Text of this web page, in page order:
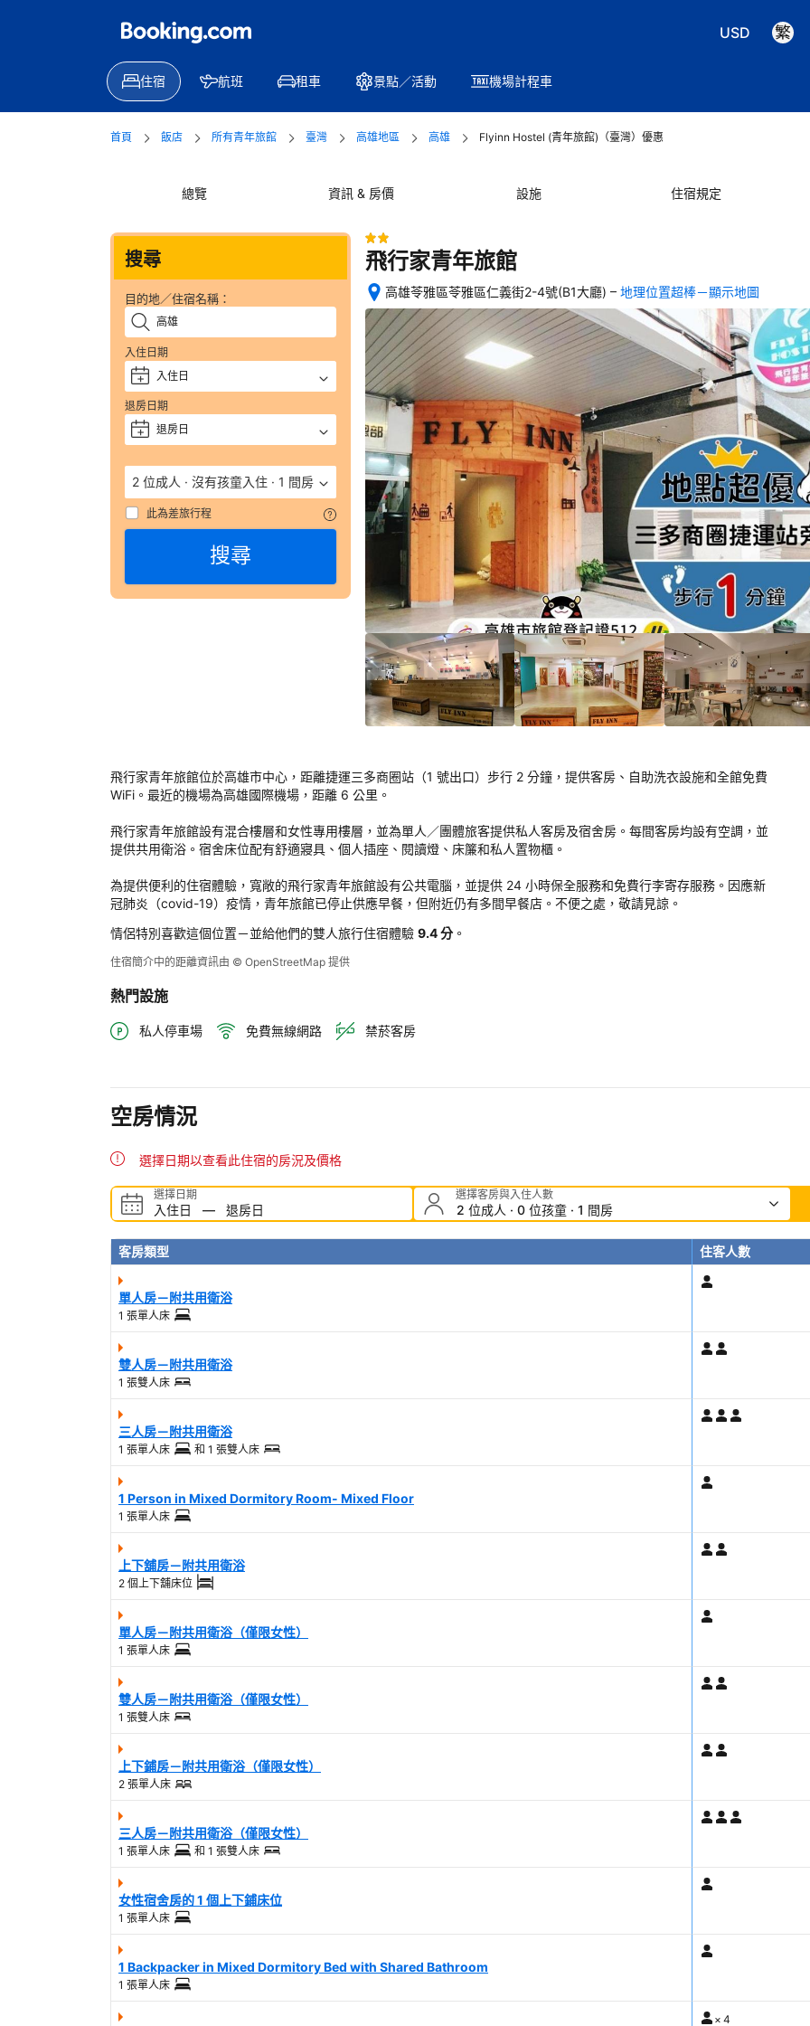
USD
住宿 航班 租車 景點／活動 機場計程車
首頁 飯店 所有青年旅館 臺灣 高雄地區 高雄 Flyinn Hostel (青年旅館)（臺灣）優惠
總覽 資訊 & 房價 設施 住宿規定
搜尋
目的地／住宿名稱：
入住日期
+ 入住日
退房日期
+ 退房日
2 位成人 · 沒有孩童入住 · 1 間房
此為差旅行程
搜尋
飛行家青年旅館
高雄苓雅區苓雅區仁義街2-4號(B1大廳)
位
置
絕
佳
—
獲
評
9.4/10！
（分
數
彙
整
自
2430
評
語）
由
顧
客
於
實
住
飛
家
青
年
旅
館
後
評
– 地理位置超棒－顯示地圖
飛行家青年旅館位於高雄市中心，距離捷運三多商圈站（1 號出口）步行 2 分鐘，提供客房、自助洗衣設施和全館免費
WiFi。最近的機場為高雄國際機場，距離 6 公里。
飛行家青年旅館設有混合樓層和女性專用樓層，並為單人／團體旅客提供私人客房及宿舍房。每間客房均設有空調，並
提供共用衛浴。宿舍床位配有舒適寢具、個人插座、閱讀燈、床簾和私人置物櫃。
為提供便利的住宿體驗，寬敞的飛行家青年旅館設有公共電腦，並提供 24 小時保全服務和免費行李寄存服務。因應新
冠肺炎（covid-19）疫情，青年旅館已停止供應早餐，但附近仍有多間早餐店。不便之處，敬請見諒。
情侶特別喜歡這個位置－並給他們的雙人旅行住宿體驗 9.4 分 。
住宿簡介中的距離資訊由 © OpenStreetMap 提供
熱門設施
私人停車場 免費無線網路 禁菸客房
空房情況
選擇日期以查看此住宿的房況及價格
選擇日期
入住日 — 退房日
選擇客房與入住人數
2 位成人 · 0 位孩童 · 1 間房
客房類型 住客人數
單人房－附共用衛浴
1 張單人床
雙人房－附共用衛浴
1 張雙人床
三人房－附共用衛浴
1 張單人床 和 1 張雙人床
1 Person in Mixed Dormitory Room- Mixed Floor
1 張單人床
上下舖房－附共用衛浴
2 個上下舖床位
單人房－附共用衛浴（僅限女性）
1 張單人床
雙人房－附共用衛浴（僅限女性）
1 張雙人床
上下鋪房－附共用衛浴（僅限女性）
2 張單人床
三人房－附共用衛浴（僅限女性）
1 張單人床 和 1 張雙人床
女性宿舍房的 1 個上下鋪床位
1 張單人床
1 Backpacker in Mixed Dormitory Bed with Shared Bathroom
1 張單人床
× 4